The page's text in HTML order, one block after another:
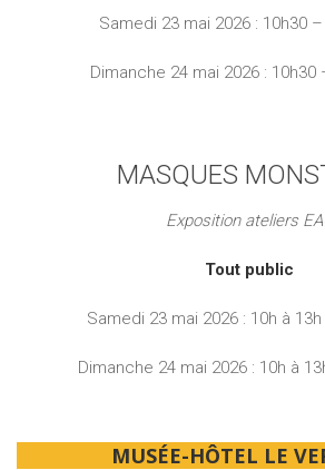
Samedi 23 mai 2026 : 10h30
Dimanche 24 mai 2026 : 10h30
MASQUES
Exposition ateliers
Tout public
Samedi 23 mai 2026 : 10h à
Dimanche 24 mai 2026 : 10h à
MUSÉE-HÔTEL LE